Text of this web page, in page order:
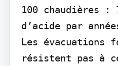
100 chaudières :
d’acide par
Les évacuations
résistent pas à